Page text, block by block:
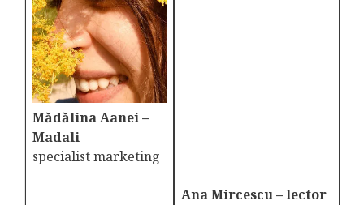
Mădălina Aanei –
Madali
specialist marketing
Ana Mircescu – lector